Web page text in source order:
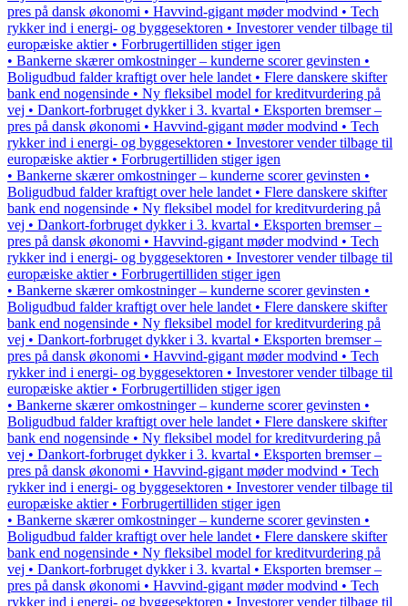
pres på dansk økonomi • Havvind-gigant møder modvind • Tech
rykker ind i energi- og byggesektoren • Investorer vender tilbage til
europæiske aktier • Forbrugertilliden stiger igen
• Bankerne skærer omkostninger – kunderne scorer gevinsten •
Boligudbud falder kraftigt over hele landet • Flere danskere skifter
bank end nogensinde • Ny fleksibel model for kreditvurdering på
vej • Dankort-forbruget dykker i 3. kvartal • Eksporten bremser –
pres på dansk økonomi • Havvind-gigant møder modvind • Tech
rykker ind i energi- og byggesektoren • Investorer vender tilbage til
europæiske aktier • Forbrugertilliden stiger igen
• Bankerne skærer omkostninger – kunderne scorer gevinsten •
Boligudbud falder kraftigt over hele landet • Flere danskere skifter
bank end nogensinde • Ny fleksibel model for kreditvurdering på
vej • Dankort-forbruget dykker i 3. kvartal • Eksporten bremser –
pres på dansk økonomi • Havvind-gigant møder modvind • Tech
rykker ind i energi- og byggesektoren • Investorer vender tilbage til
europæiske aktier • Forbrugertilliden stiger igen
• Bankerne skærer omkostninger – kunderne scorer gevinsten •
Boligudbud falder kraftigt over hele landet • Flere danskere skifter
bank end nogensinde • Ny fleksibel model for kreditvurdering på
vej • Dankort-forbruget dykker i 3. kvartal • Eksporten bremser –
pres på dansk økonomi • Havvind-gigant møder modvind • Tech
rykker ind i energi- og byggesektoren • Investorer vender tilbage til
europæiske aktier • Forbrugertilliden stiger igen
• Bankerne skærer omkostninger – kunderne scorer gevinsten •
Boligudbud falder kraftigt over hele landet • Flere danskere skifter
bank end nogensinde • Ny fleksibel model for kreditvurdering på
vej • Dankort-forbruget dykker i 3. kvartal • Eksporten bremser –
pres på dansk økonomi • Havvind-gigant møder modvind • Tech
rykker ind i energi- og byggesektoren • Investorer vender tilbage til
europæiske aktier • Forbrugertilliden stiger igen
• Bankerne skærer omkostninger – kunderne scorer gevinsten •
Boligudbud falder kraftigt over hele landet • Flere danskere skifter
bank end nogensinde • Ny fleksibel model for kreditvurdering på
vej • Dankort-forbruget dykker i 3. kvartal • Eksporten bremser –
pres på dansk økonomi • Havvind-gigant møder modvind • Tech
rykker ind i energi- og byggesektoren • Investorer vender tilbage til